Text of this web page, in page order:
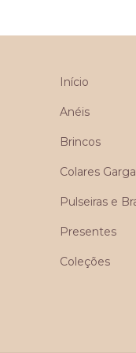
Início
Anéis
Brincos
Colares
Pulseiras e
Presentes
Coleções